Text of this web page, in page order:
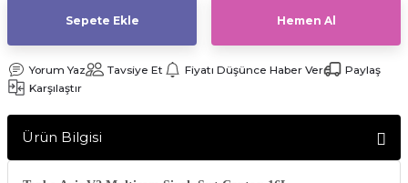
Sepete Ekle Hemen Al
Yorum Yaz Tavsiye Et Fiyatı Düşünce Haber Ver
Paylaş
Karşılaştır
Ürün Bilgisi